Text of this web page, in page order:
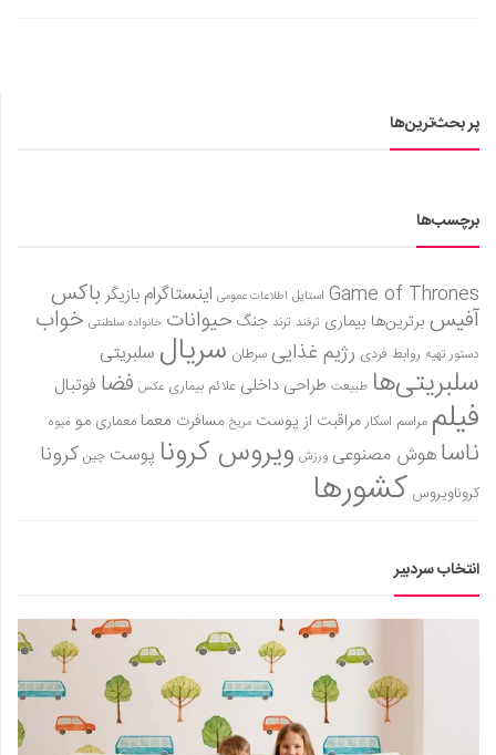
پر بحث‌ترین‌ها
برچسب‌ها
Game of Thrones استایل اطلاعات عمومی اینستاگرام بازیگر باکس
آفیس برترین‌ها بیماری ترفند ترند جنگ حیوانات خانواده سلطنتی خواب
دستور تهیه روابط فردی رژیم غذاییسرطان سریال سلبریتی
سلبریتی‌ها طبیعت طراحی داخلی علائم بیماری عکس فضا فوتبال
فیلم مراسم اسکارمراقبت از پوست مریخ مسافرت معمامعماری مو میوه
ناساهوش مصنوعی ورزش ویروس کرونا پوست چین کرونا
کروناویروس کشورها
انتخاب سردبیر